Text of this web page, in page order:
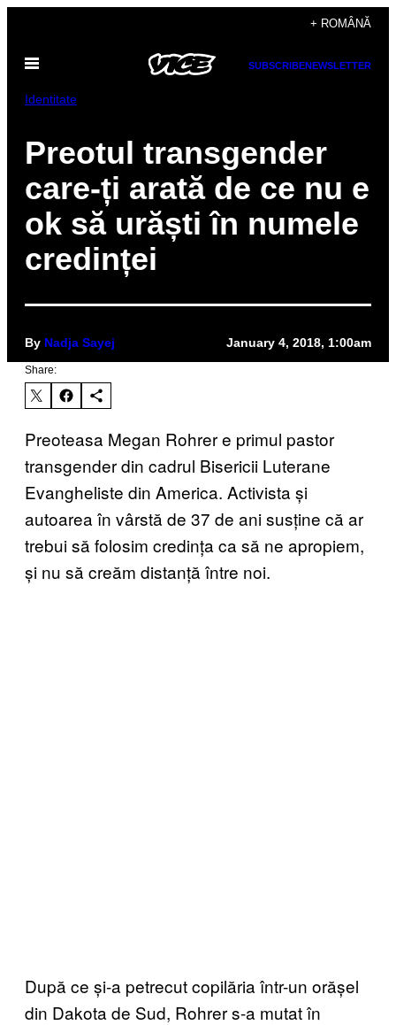
content
+ ROMÂNĂ
Open
SUBSCRIBENEWSLETTER
Identitate
Preotul transgender
care-ți arată de ce nu e
ok să urăști în numele
credinței
By Nadja Sayej January 4, 2018, 1:00am
Share:
Preoteasa Megan Rohrer e primul pastor
transgender din cadrul Bisericii Luterane
Evangheliste din America. Activista și
autoarea în vârstă de 37 de ani susține că ar
trebui să folosim credința ca să ne apropiem,
și nu să creăm distanță între noi.
După ce și-a petrecut copilăria într-un orășel
din Dakota de Sud, Rohrer s-a mutat în